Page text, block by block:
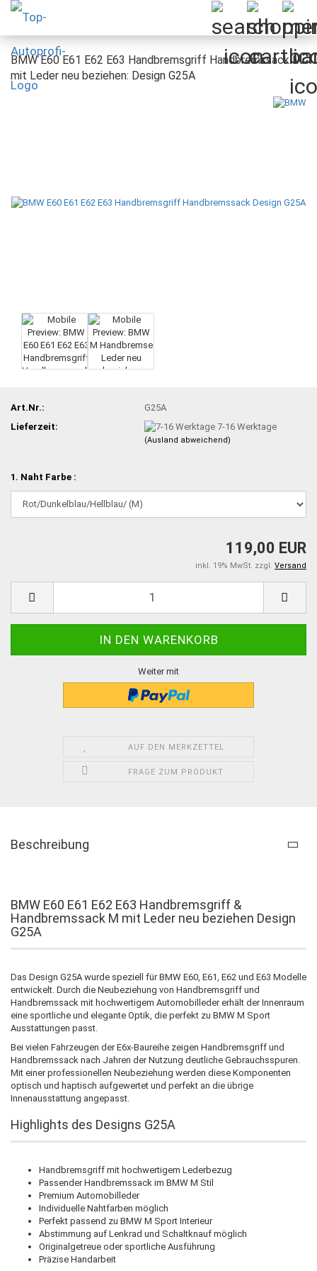
BMW E60 E61 E62 E63 Handbremsgriff Handbremssack M
mit Leder neu beziehen: Design G25A
Art.Nr.:
G25A
Lieferzeit:
7-16 Werktage
(Ausland abweichend)
1. Naht Farbe :
119,00 EUR
inkl. 19% MwSt. zzgl. Versand
Weiter mit
AUF DEN MERKZETTEL
FRAGE ZUM PRODUKT
Beschreibung
BMW E60 E61 E62 E63 Handbremsgriff &
Handbremssack M mit Leder neu beziehen Design
G25A
Das Design G25A wurde speziell für BMW E60, E61, E62 und E63 Modelle
entwickelt. Durch die Neubeziehung von Handbremsgriff und
Handbremssack mit hochwertigem Automobilleder erhält der Innenraum
eine sportliche und elegante Optik, die perfekt zu BMW M Sport
Ausstattungen passt.
Bei vielen Fahrzeugen der E6x-Baureihe zeigen Handbremsgriff und
Handbremssack nach Jahren der Nutzung deutliche Gebrauchsspuren.
Mit einer professionellen Neubeziehung werden diese Komponenten
optisch und haptisch aufgewertet und perfekt an die übrige
Innenausstattung angepasst.
Highlights des Designs G25A
Handbremsgriff mit hochwertigem Lederbezug
Passender Handbremssack im BMW M Stil
Premium Automobilleder
Individuelle Nahtfarben möglich
Perfekt passend zu BMW M Sport Interieur
Abstimmung auf Lenkrad und Schaltknauf möglich
Originalgetreue oder sportliche Ausführung
Präzise Handarbeit